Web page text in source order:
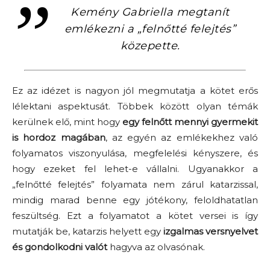
Kemény Gabriella megtanít
emlékezni a „felnőtté felejtés”
közepette.
Ez az idézet is nagyon jól megmutatja a kötet erős
lélektani aspektusát. Többek között olyan témák
kerülnek elő, mint hogy egy felnőtt mennyi gyermekit
is hordoz magában, az egyén az emlékekhez való
folyamatos viszonyulása, megfelelési kényszere, és
hogy ezeket fel lehet-e vállalni. Ugyanakkor a
„felnőtté felejtés” folyamata nem zárul katarzissal,
mindig marad benne egy jótékony, feloldhatatlan
feszültség. Ezt a folyamatot a kötet versei is így
mutatják be, katarzis helyett egy izgalmas versnyelvet
és gondolkodni valóthagyva az olvasónak.